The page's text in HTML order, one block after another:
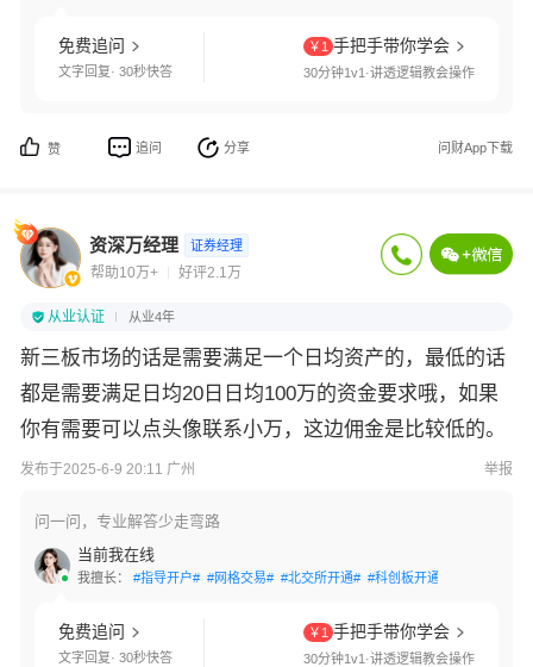
免费追问
文字回复· 30秒快答
￥1 手把手带你学会
30分钟1v1·讲透逻辑教会操作
赞 追问 分享 问财App下载
资深万经理 证券经理
帮助10万+ 好评2.1万
从业认证 从业4年
新三板市场的话是需要满足一个日均资产的，最低的话
都是需要满足日均20日日均100万的资金要求哦，如果
你有需要可以点头像联系小万，这边佣金是比较低的。
发布于2025-6-9 20:11 广州 举报
问一问，专业解答少走弯路
当前我在线
我擅长： #指导开户# #网格交易# #北交所开通# #科创板开通#
免费追问
文字回复· 30秒快答
￥1 手把手带你学会
30分钟1v1·讲透逻辑教会操作